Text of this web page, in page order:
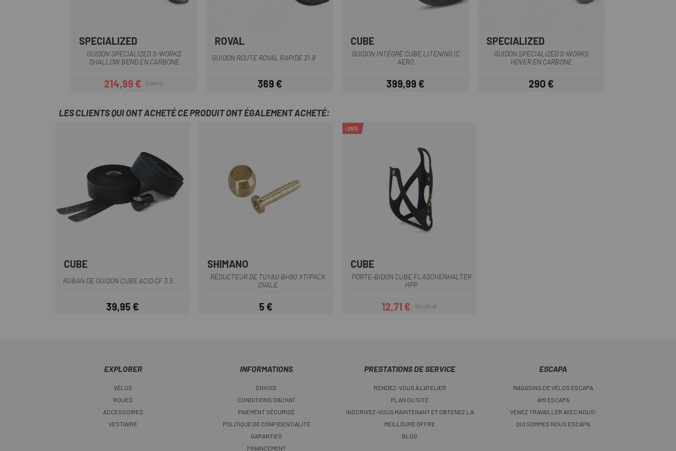
Noir-Gris
SPECIALIZED
GUIDON SPECIALIZED S-WORKS
SHALLOW BEND EN CARBONE
Prix
214,99 €Prix habituel
290 €
ROVAL
GUIDON ROUTE ROVAL RAPIDE 31.8
Prix
369 €
CUBE
GUIDON INTÉGRÉ CUBE LITENING IC
AERO
Prix
399,99 €
Gris Foncé
SPECIALIZED
GUIDON SPECIALIZED S-WORKS
HOVER EN CARBONE
Prix
290 €
LES CLIENTS QUI ONT ACHETÉ CE PRODUIT ONT ÉGALEMENT ACHETÉ:
CUBE
RUBAN DE GUIDON CUBE ACID CF 3.5
Prix
39,95 €
SHIMANO
RÉDUCTEUR DE TUYAU BH90 XT/PACK
OVALE
Prix
5 €
-25%
CUBE
PORTE-BIDON CUBE FLASCHENHALTER
HPP
Prix
12,71 €Prix habituel
16,95 €
EXPLORER
VÉLOS
ROUES
ACCESSOIRES
VESTIAIRE
INFORMATIONS
ENVOIS
CONDITIONS D'ACHAT
PAIEMENT SÉCURISÉ
POLITIQUE DE CONFIDENTIALITÉ
GARANTIES
FINANCEMENT
PRESTATIONS DE SERVICE
RENDEZ-VOUS À L'ATELIER
PLAN DU SITE
INSCRIVEZ-VOUS MAINTENANT ET OBTENEZ LA
MEILLEURE OFFRE
BLOG
ESCAPA
MAGASINS DE VÉLOS ESCAPA
AMI ESCAPA
VENEZ TRAVAILLER AVEC NOUS!
QUI SOMMES NOUS ESCAPA